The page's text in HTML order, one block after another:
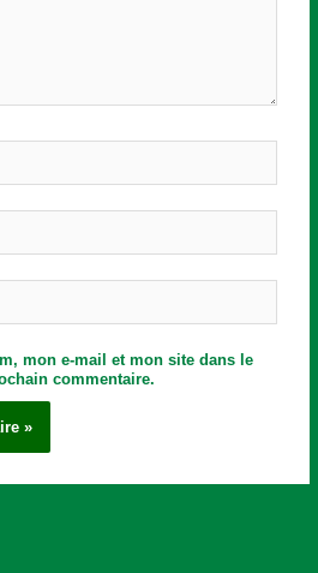
mon e-mail et mon site dans le
commentaire.